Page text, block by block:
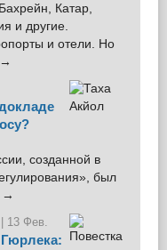
Катар,
и другие.
и отели. Но
созданной в
был
→
| 13 Фев.